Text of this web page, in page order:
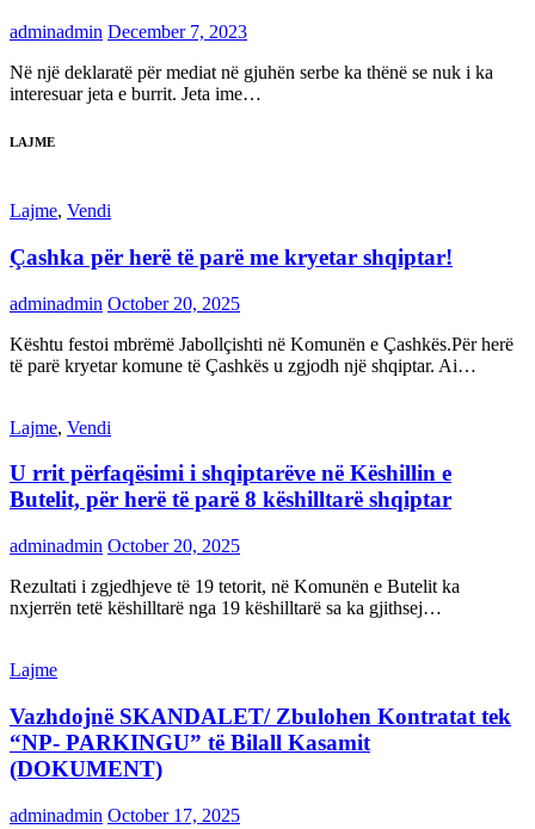
adminadmin December 7, 2023
Në një deklaratë për mediat në gjuhën serbe ka thënë se nuk i ka
interesuar jeta e burrit. Jeta ime…
LAJME
Lajme, Vendi
Çashka për herë të parë me kryetar shqiptar!
adminadmin October 20, 2025
Kështu festoi mbrëmë Jabollçishti në Komunën e Çashkës.Për herë
të parë kryetar komune të Çashkës u zgjodh një shqiptar. Ai…
Lajme, Vendi
U rrit përfaqësimi i shqiptarëve në Këshillin e
Butelit, për herë të parë 8 këshilltarë shqiptar
adminadmin October 20, 2025
Rezultati i zgjedhjeve të 19 tetorit, në Komunën e Butelit ka
nxjerrën tetë këshilltarë nga 19 këshilltarë sa ka gjithsej…
Lajme
Vazhdojnë SKANDALET/ Zbulohen Kontratat tek
“NP- PARKINGU” të Bilall Kasamit
(DOKUMENT)
adminadmin October 17, 2025